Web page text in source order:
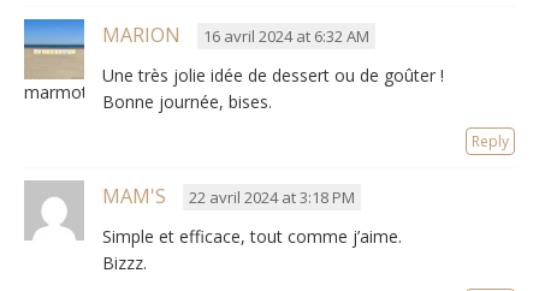
marmottemarion
MARION 16 avril 2024 at 6:32 AM
Une très jolie idée de dessert ou de goûter !
Bonne journée, bises.
Reply
MAM'S 22 avril 2024 at 3:18 PM
Simple et efficace, tout comme j’aime.
Bizzz.